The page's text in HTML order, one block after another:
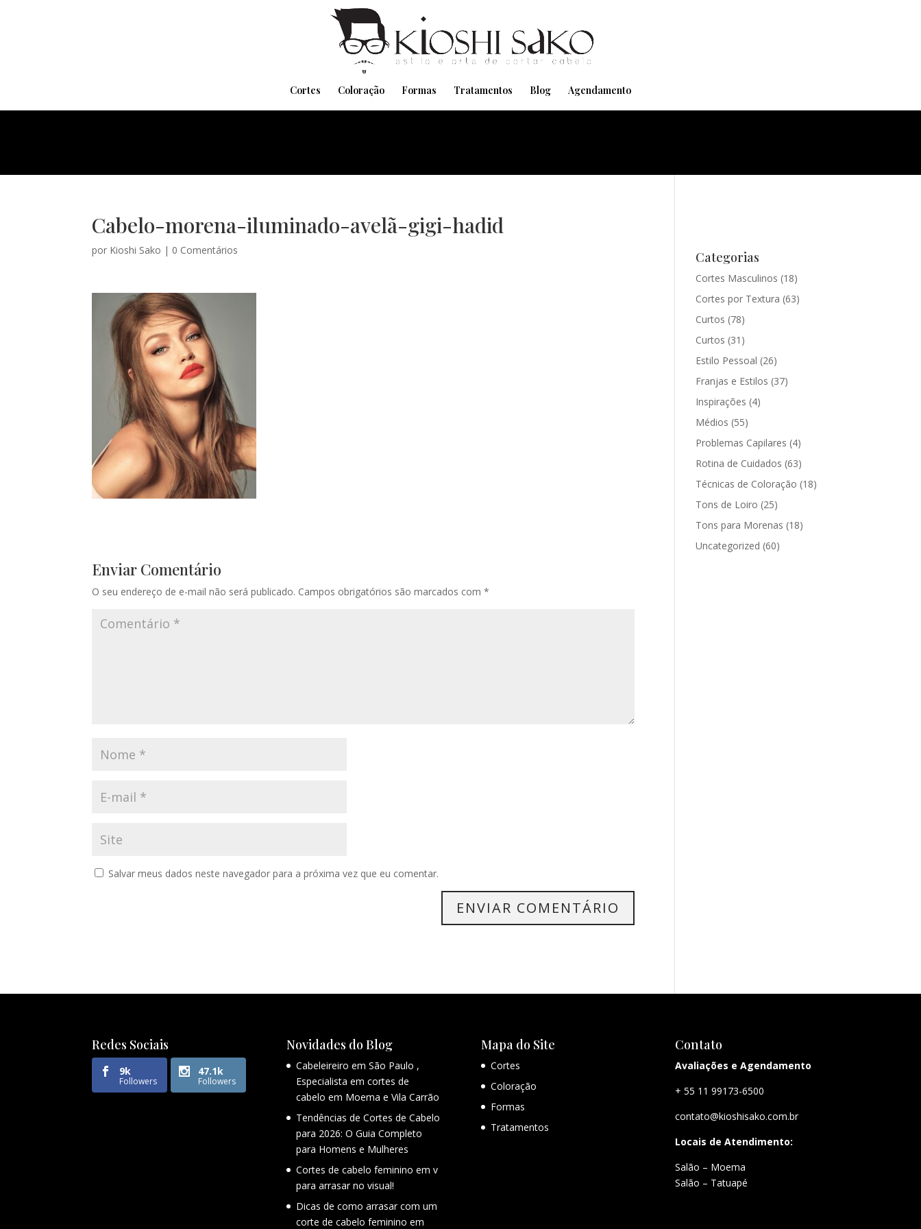
Cortes Coloração Formas Tratamentos Blog Agendamento
Cabelo-morena-iluminado-avelã-gigi-hadid
por Kioshi Sako | 0 Comentários
Enviar Comentário
O seu endereço de e-mail não será publicado. Campos obrigatórios são marcados com*
Salvar meus dados neste navegador para a próxima vez que eu comentar.
Categorias
Cortes Masculinos (18)
Cortes por Textura (63)
Curtos (78)
Curtos (31)
Estilo Pessoal (26)
Franjas e Estilos (37)
Inspirações (4)
Médios (55)
Problemas Capilares (4)
Rotina de Cuidados (63)
Técnicas de Coloração (18)
Tons de Loiro (25)
Tons para Morenas (18)
Uncategorized (60)
Redes Sociais
9k
Followers
47.1k
Followers
Novidades do Blog
Cabeleireiro em São Paulo ,
Especialista em cortes de
cabelo em Moema e Vila Carrão
Tendências de Cortes de Cabelo
para 2026: O Guia Completo
para Homens e Mulheres
Cortes de cabelo feminino em v
para arrasar no visual!
Dicas de como arrasar com um
corte de cabelo feminino em
Mapa do Site
Cortes
Coloração
Formas
Tratamentos
Contato
Avaliações e Agendamento
+ 55 11 99173-6500
contato@kioshisako.com.br
Locais de Atendimento:
Salão – Moema
Salão – Tatuapé
Pensando em transformar seu Visual??
Agende pelo Whatsapp